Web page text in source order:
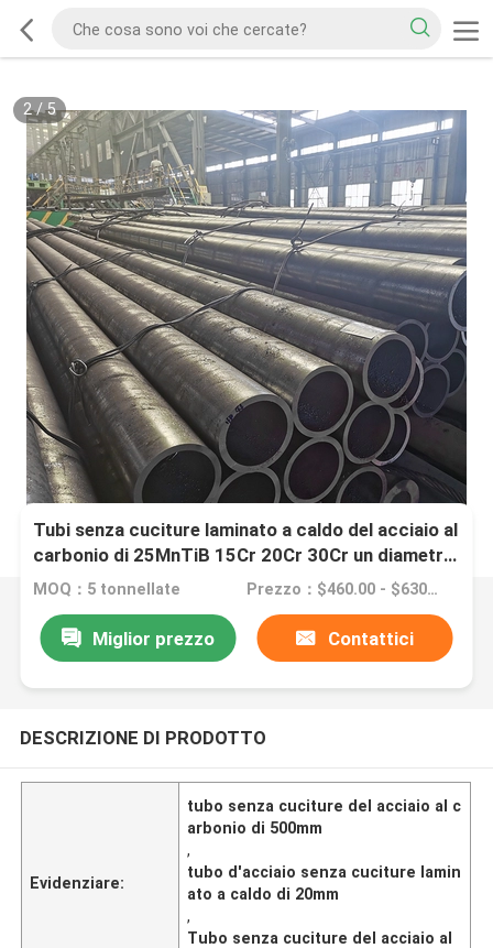
2/5
Tubi senza cuciture laminato a caldo del acciaio al
carbonio di 25MnTiB 15Cr 20Cr 30Cr un diametro
esterno da 20 - 500 millimetri
MOQ：5 tonnellate Prezzo：$460.00 - $630.00/Tons
Miglior prezzo Contattici
DESCRIZIONE DI PRODOTTO
Evidenziare:
tubo senza cuciture del acciaio al c
arbonio di 500mm
,
tubo d'acciaio senza cuciture lamin
ato a caldo di 20mm
,
Tubo senza cuciture del acciaio al